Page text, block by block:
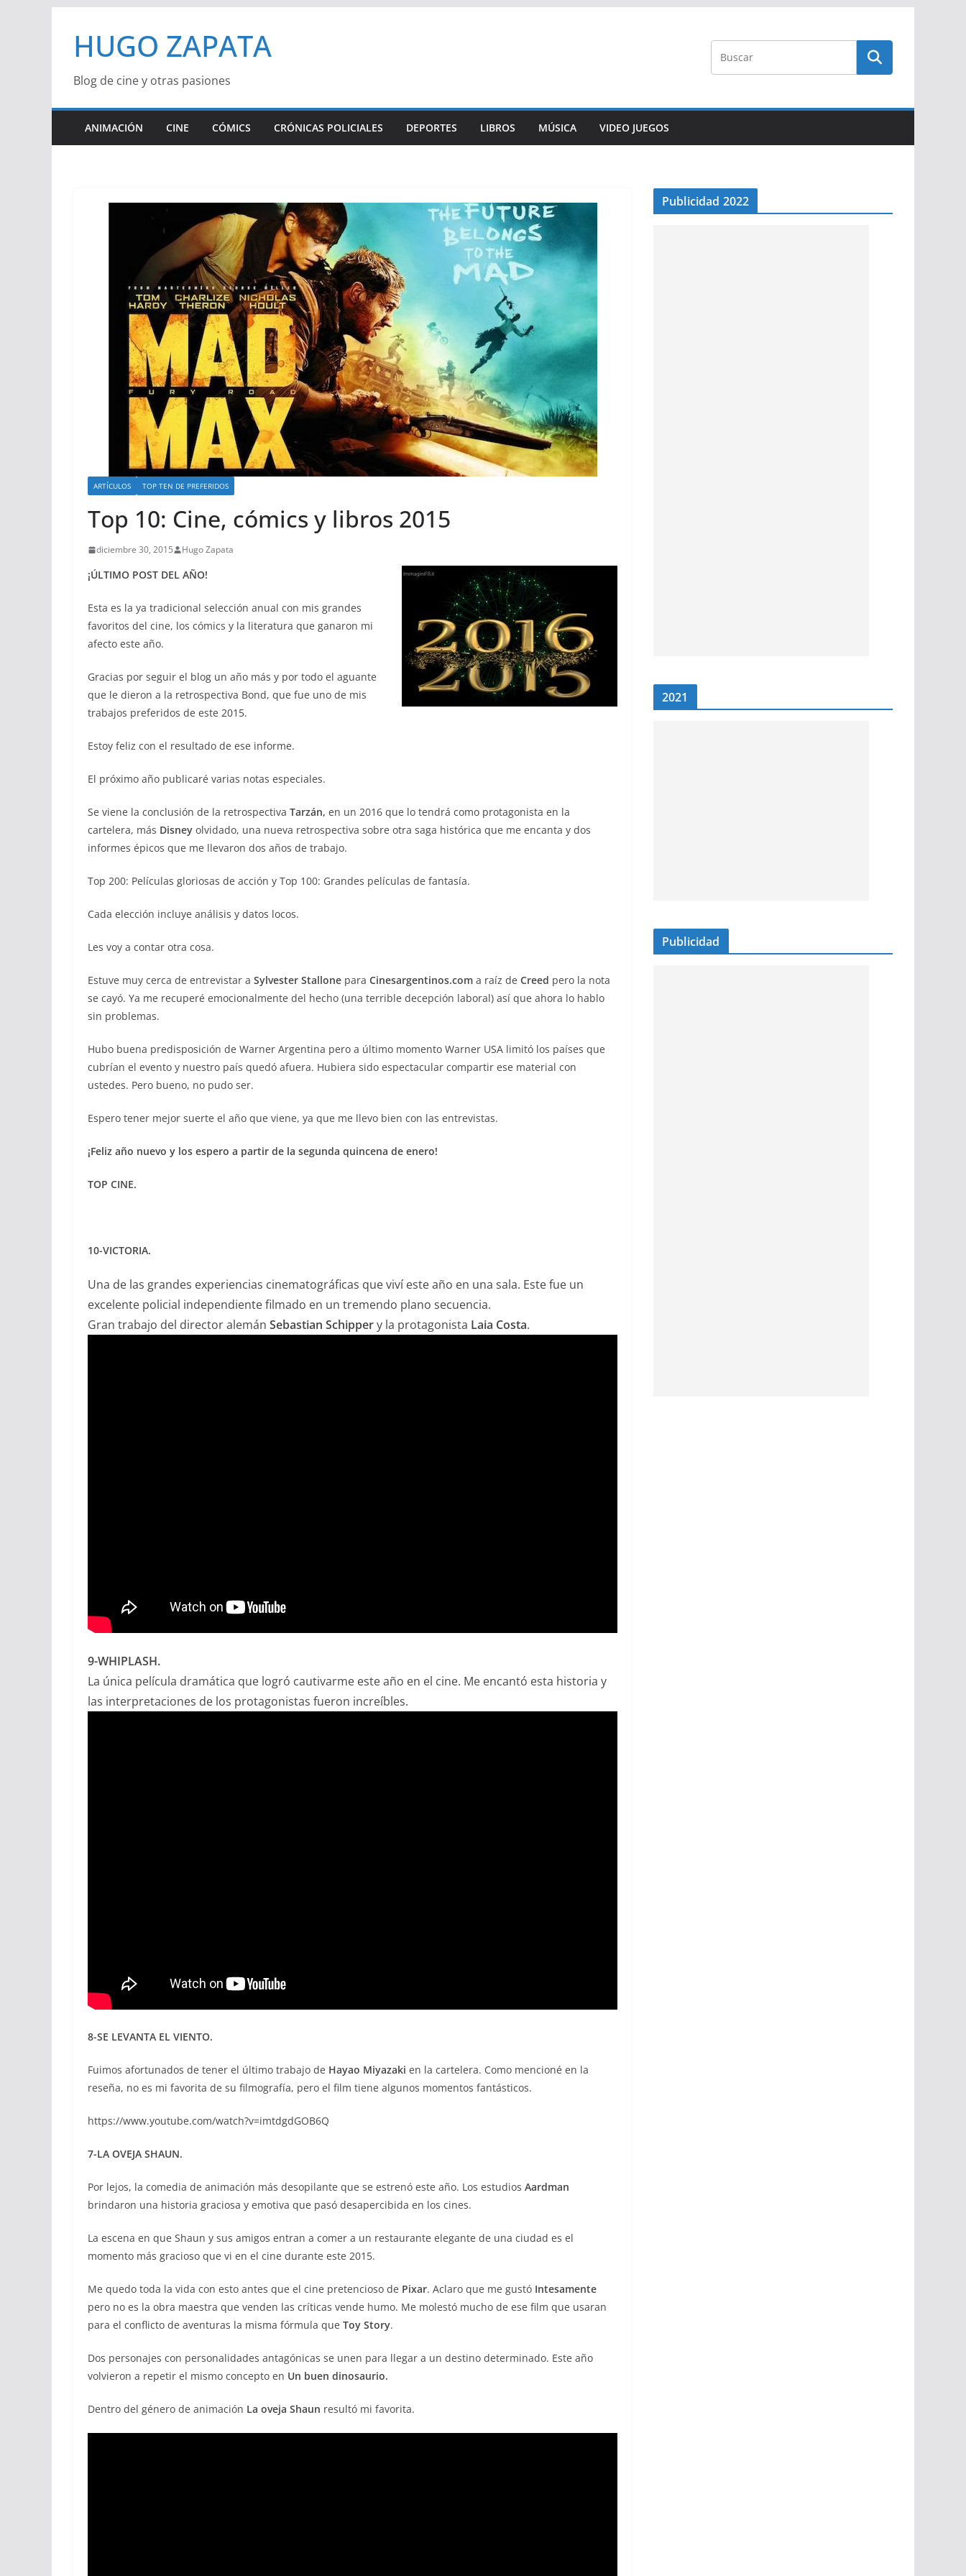
contenido
HUGO ZAPATA
Blog de cine y otras pasiones
ANIMACIÓN CINE CÓMICS CRÓNICAS POLICIALES DEPORTES LIBROS MÚSICA VIDEO JUEGOS
ARTÍCULOS TOP TEN DE PREFERIDOS
Top 10: Cine, cómics y libros 2015
diciembre 30, 2015 Hugo Zapata
¡ÚLTIMO POST DEL AÑO!
Esta es la ya tradicional selección anual con mis grandes
favoritos del cine, los cómics y la literatura que ganaron mi
afecto este año.
Gracias por seguir el blog un año más y por todo el aguante
que le dieron a la retrospectiva Bond, que fue uno de mis
trabajos preferidos de este 2015.
Estoy feliz con el resultado de ese informe.
El próximo año publicaré varias notas especiales.
Se viene la conclusión de la retrospectiva Tarzán, en un 2016 que lo tendrá como protagonista en la
cartelera, más Disney olvidado, una nueva retrospectiva sobre otra saga histórica que me encanta y dos
informes épicos que me llevaron dos años de trabajo.
Top 200: Películas gloriosas de acción y Top 100: Grandes películas de fantasía.
Cada elección incluye análisis y datos locos.
Les voy a contar otra cosa.
Estuve muy cerca de entrevistar a Sylvester Stallone para Cinesargentinos.com a raíz de Creed pero la nota
se cayó. Ya me recuperé emocionalmente del hecho (una terrible decepción laboral) así que ahora lo hablo
sin problemas.
Hubo buena predisposición de Warner Argentina pero a último momento Warner USA limitó los países que
cubrían el evento y nuestro país quedó afuera. Hubiera sido espectacular compartir ese material con
ustedes. Pero bueno, no pudo ser.
Espero tener mejor suerte el año que viene, ya que me llevo bien con las entrevistas.
¡Feliz año nuevo y los espero a partir de la segunda quincena de enero!
TOP CINE.
10-VICTORIA.
Una de las grandes experiencias cinematográficas que viví este año en una sala. Este fue un
excelente policial independiente filmado en un tremendo plano secuencia.
Gran trabajo del director alemán Sebastian Schippery la protagonista Laia Costa.
9-WHIPLASH.
La única película dramática que logró cautivarme este año en el cine. Me encantó esta historia y
las interpretaciones de los protagonistas fueron increíbles.
8-SE LEVANTA EL VIENTO.
Fuimos afortunados de tener el último trabajo de Hayao Miyazaki en la cartelera. Como mencioné en la
reseña, no es mi favorita de su filmografía, pero el film tiene algunos momentos fantásticos.
https://www.youtube.com/watch?v=imtdgdGOB6Q
7-LA OVEJA SHAUN.
Por lejos, la comedia de animación más desopilante que se estrenó este año. Los estudios Aardman
brindaron una historia graciosa y emotiva que pasó desapercibida en los cines.
La escena en que Shaun y sus amigos entran a comer a un restaurante elegante de una ciudad es el
momento más gracioso que vi en el cine durante este 2015.
Me quedo toda la vida con esto antes que el cine pretencioso de Pixar. Aclaro que me gustó Intesamente
pero no es la obra maestra que venden las críticas vende humo. Me molestó mucho de ese film que usaran
para el conflicto de aventuras la misma fórmula que Toy Story.
Dos personajes con personalidades antagónicas se unen para llegar a un destino determinado. Este año
volvieron a repetir el mismo concepto en Un buen dinosaurio.
Dentro del género de animación La oveja Shaun resultó mi favorita.
Publicidad 2022
2021
Publicidad